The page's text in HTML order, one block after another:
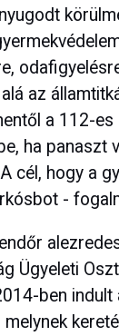
az
a 112-es
ha panaszt
cél, hogy a
-
Ügyeleti
ben indult